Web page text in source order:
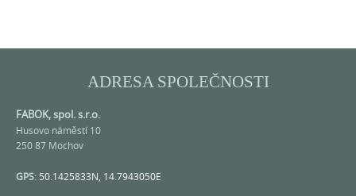
ADRESA SPOLEČNOSTI
FABOK, spol. s.r.o.
Husovo náměstí 10
250 87 Mochov
GPS: 50.1425833N, 14.7943050E